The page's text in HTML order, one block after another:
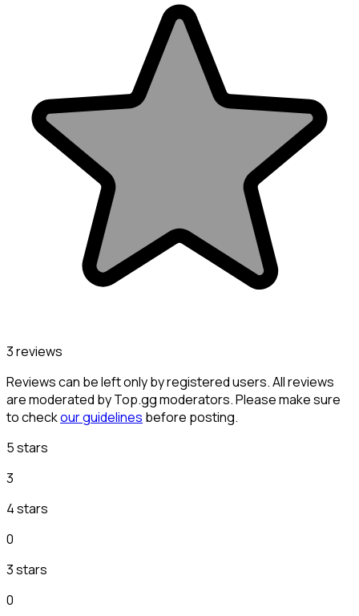
3 reviews
Reviews can be left only by registered users. All reviews
are moderated by Top.gg moderators. Please make sure
to checkour guidelines before posting.
5 stars
3
4 stars
0
3 stars
0